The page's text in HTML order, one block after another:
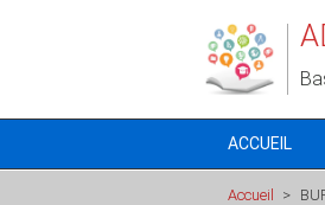
ACCUEIL
Accueil >